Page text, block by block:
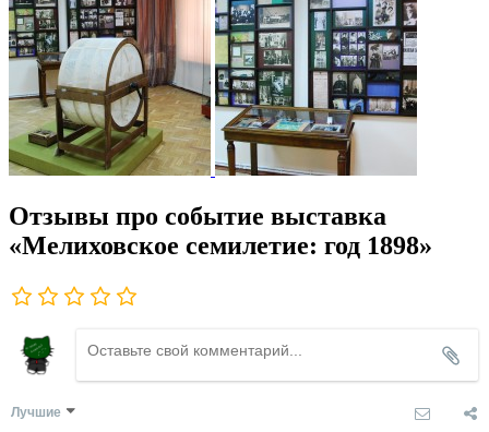
Отзывы про событие выставка
«Мелиховское семилетие: год 1898»
Лучшие